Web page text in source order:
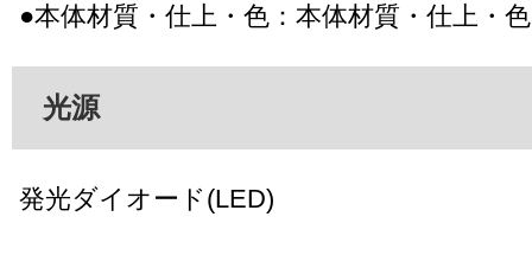
●本体材質・仕上・色：本体材質・仕上・
光源
発光ダイオード(LED)